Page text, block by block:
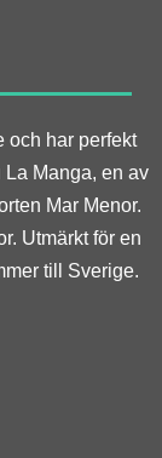
och har perfekt
Manga, en av
Mar Menor.
Utmärkt för en
till Sverige.